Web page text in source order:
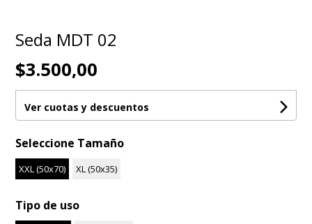
Seda MDT 02
$3.500,00
Ver cuotas y descuentos
Seleccione Tamaño
XXL (50x70) XL (50x35)
Tipo de uso